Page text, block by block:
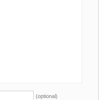
(optional)